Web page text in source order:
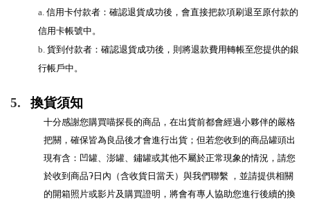
a. 信用卡付款者：確認退貨成功後，會直接把款項刷退至原付款的
信用卡帳號中。
b. 貨到付款者：確認退貨成功後，則將退款費用轉帳至您提供的銀
行帳戶中。
5. 換貨須知
十分感謝您購買喵探長的商品，在出貨前都會經過小夥伴的嚴格
把關，確保皆為良品後才會進行出貨；但若您收到的商品罐頭出
現有含：凹罐、澎罐、鏽罐或其他不屬於正常現象的情況，請您
於收到商品7 日內（含收貨日當天）與我們聯繫 ，並請提供相關
的開箱照片或影片及購買證明，將會有專人協助您進行後續的換